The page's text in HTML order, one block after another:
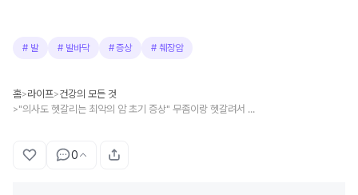
# 발 # 발바닥 #증상 #췌장암
홈>라이프>건강의 모든 것
> "의사도 헷갈리는 최악의 암 초기 증상" 무좀이랑 헷갈려서 못 발견합니다
0